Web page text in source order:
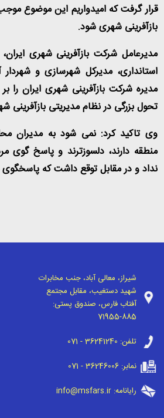
قرار گرفت که امیدواریم این موضوع
بازآفرینی شهری شود.
مدیرعامل شرکت بازآفرینی شهری ایران،
استانداری، مدیرکل شهرسازی و
مدیره شرکت بازآفرینی شهری ایران را
تحول بزرگی در نظام مدیریتی
وی تاکید کرد: نمی شود به مدیران
منطقه دارند، دلسوزترند و پاسخ گوی
نداد و در مقابل توقع داشت که پاسخگوی
شیراز، معالی آباد، جنب مخابرات
شهید دستغیب، مقابل مجتمع
آفتاب فارس، صندوق پستی:
71955-885
تلفن: 071 - 36241240
نمابر:071 - 36246006
رایانامه:info@msfars.ir